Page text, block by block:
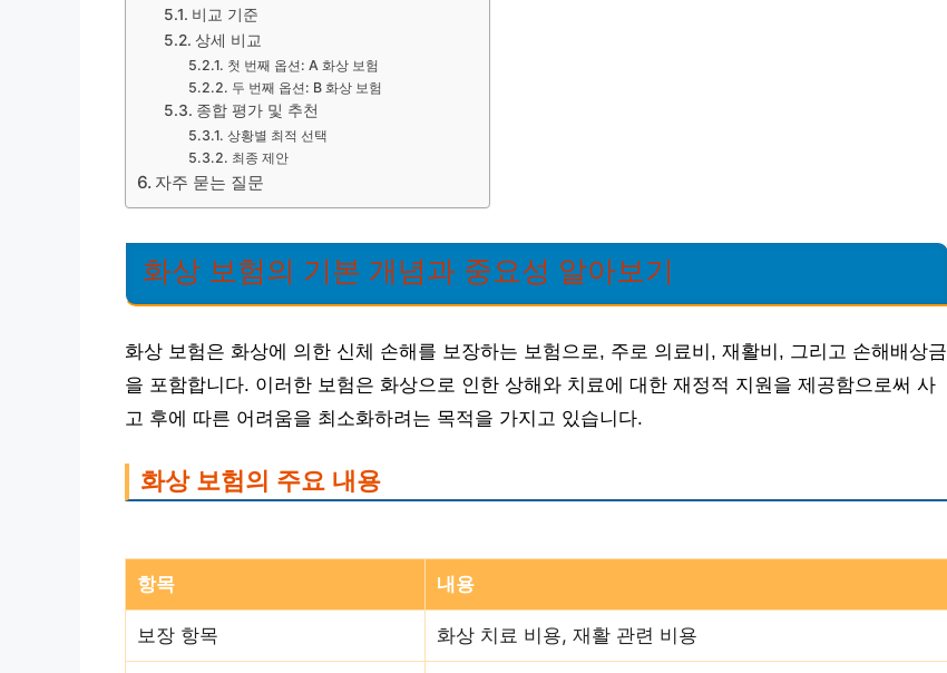
비교 기준
상세 비교
첫 번째 옵션: A 화상 보험
두 번째 옵션: B 화상 보험
종합 평가 및 추천
상황별 최적 선택
최종 제안
자주 묻는 질문
화상 보험의 기본 개념과 중요성 알아보기
화상 보험은 화상에 의한 신체 손해를 보장하는 보험으로, 주로 의료비, 재활비, 그리고 손해배상금
을 포함합니다. 이러한 보험은 화상으로 인한 상해와 치료에 대한 재정적 지원을 제공함으로써 사
고 후에 따른 어려움을 최소화하려는 목적을 가지고 있습니다.
화상 보험의 주요 내용
항목 내용
보장 항목 화상 치료 비용, 재활 관련 비용